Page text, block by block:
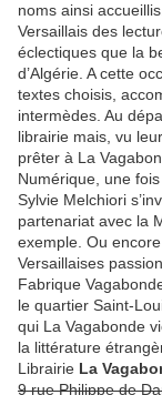
noms ainsi
Versaillais des
éclectiques que la
d’Algérie. A cette
textes choisis,
intermèdes. Au
librairie mais, vu
prêter à La
Numérique, une
Sylvie Melchiori
partenariat avec la
exemple. Ou
Versaillaises
Fabrique
le quartier Saint-
qui La Vagabonde
la littérature
Librairie La
9 rue Philippe de